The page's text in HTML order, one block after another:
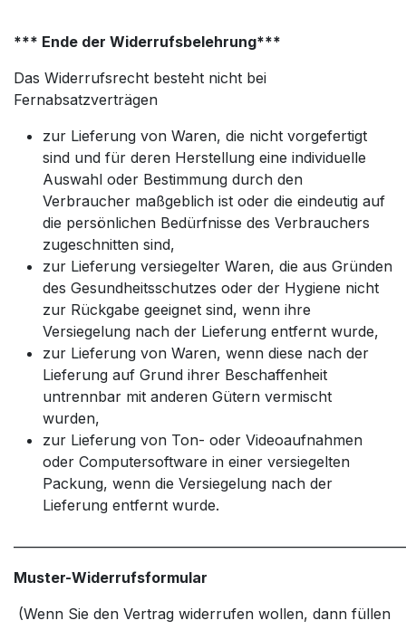
*** Ende der Widerrufsbelehrung***
Das Widerrufsrecht besteht nicht bei
Fernabsatzverträgen
zur Lieferung von Waren, die nicht vorgefertigt
sind und für deren Herstellung eine individuelle
Auswahl oder Bestimmung durch den
Verbraucher maßgeblich ist oder die eindeutig auf
die persönlichen Bedürfnisse des Verbrauchers
zugeschnitten sind,
zur Lieferung versiegelter Waren, die aus Gründen
des Gesundheitsschutzes oder der Hygiene nicht
zur Rückgabe geeignet sind, wenn ihre
Versiegelung nach der Lieferung entfernt wurde,
zur Lieferung von Waren, wenn diese nach der
Lieferung auf Grund ihrer Beschaffenheit
untrennbar mit anderen Gütern vermischt
wurden,
zur Lieferung von Ton- oder Videoaufnahmen
oder Computersoftware in einer versiegelten
Packung, wenn die Versiegelung nach der
Lieferung entfernt wurde.
Muster-Widerrufsformular
(Wenn Sie den Vertrag widerrufen wollen, dann füllen